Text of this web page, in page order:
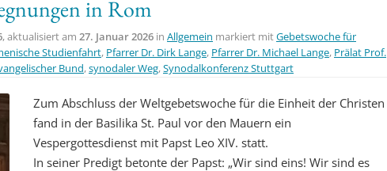
in Rom
, aktualisiert am 27. Januar 2026 in Allgemein markiert mitGebetswoche für
Studienfahrt, Pfarrer Dr. Dirk Lange, Pfarrer Dr. Michael Lange, Prälat Prof.
Bund,synodaler Weg,Synodalkonferenz Stuttgart
Zum Abschluss der Weltgebetswoche für die Einheit der Christen
fand in der Basilika St. Paul vor den Mauern ein
Vespergottesdienst mit Papst Leo XIV. statt.
In seiner Predigt betonte der Papst: „Wir sind eins! Wir sind es